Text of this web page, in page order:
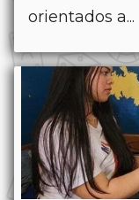
orientados a...